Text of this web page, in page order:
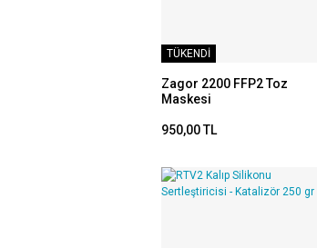
TÜKENDİ
Zagor 2200 FFP2 Toz
Maskesi
950,00 TL